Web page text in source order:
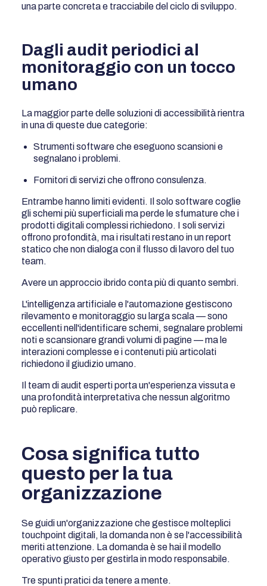
una parte concreta e tracciabile del ciclo di sviluppo.
Dagli audit periodici al
monitoraggio con un tocco
umano
La maggior parte delle soluzioni di accessibilità rientra
in una di queste due categorie:
Strumenti software che eseguono scansioni e
segnalano i problemi.
Fornitori di servizi che offrono consulenza.
Entrambe hanno limiti evidenti. Il solo software coglie
gli schemi più superficiali ma perde le sfumature che i
prodotti digitali complessi richiedono. I soli servizi
offrono profondità, ma i risultati restano in un report
statico che non dialoga con il flusso di lavoro del tuo
team.
Avere un approccio ibrido conta più di quanto sembri.
L'intelligenza artificiale e l'automazione gestiscono
rilevamento e monitoraggio su larga scala — sono
eccellenti nell'identificare schemi, segnalare problemi
noti e scansionare grandi volumi di pagine — ma le
interazioni complesse e i contenuti più articolati
richiedono il giudizio umano.
Il team di audit esperti porta un'esperienza vissuta e
una profondità interpretativa che nessun algoritmo
può replicare.
Cosa significa tutto
questo per la tua
organizzazione
Se guidi un'organizzazione che gestisce molteplici
touchpoint digitali, la domanda non è se l'accessibilità
meriti attenzione. La domanda è se hai il modello
operativo giusto per gestirla in modo responsabile.
Tre spunti pratici da tenere a mente.